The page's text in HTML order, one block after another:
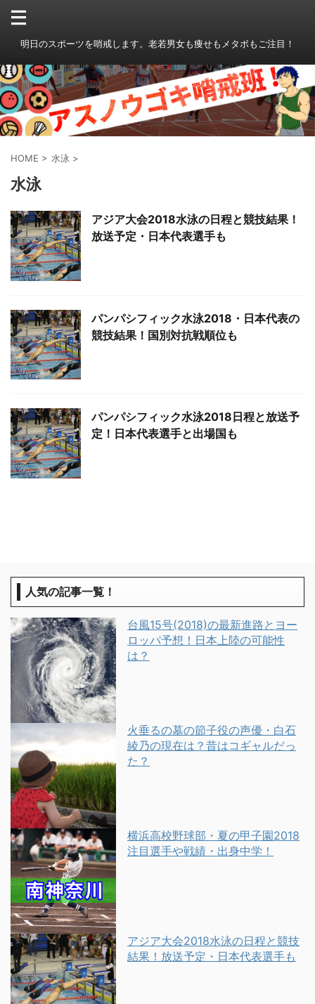
明日のスポーツを哨戒します。老若男女も痩せもメタボもご注目！
HOME > 水泳 >
水泳
アジア大会2018水泳の日程と競技結果！
放送予定・日本代表選手も
パンパシフィック水泳2018・日本代表の
競技結果！国別対抗戦順位も
パンパシフィック水泳2018日程と放送予
定！日本代表選手と出場国も
人気の記事一覧！
台風15号(2018)の最新進路とヨー
ロッパ予想！日本上陸の可能性
は？
火垂るの墓の節子役の声優・白石
綾乃の現在は？昔はコギャルだっ
た？
横浜高校野球部・夏の甲子園2018
注目選手や戦績・出身中学！
アジア大会2018水泳の日程と競技
結果！放送予定・日本代表選手も